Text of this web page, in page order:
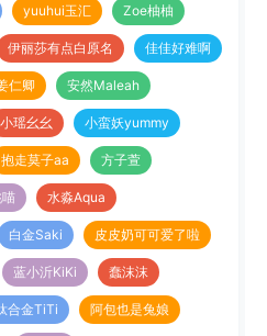
yuuhui玉汇 Zoe柚柚
伊丽莎有点白原名 佳佳好难啊
仁卿 安然Maleah
小瑶幺幺 小蛮妖yummy
抱走莫子aa 方子萱
水淼Aqua
白金Saki 皮皮奶可可爱了啦
蓝小沂KiKi 蠢沫沫
合金TiTi 阿包也是兔娘